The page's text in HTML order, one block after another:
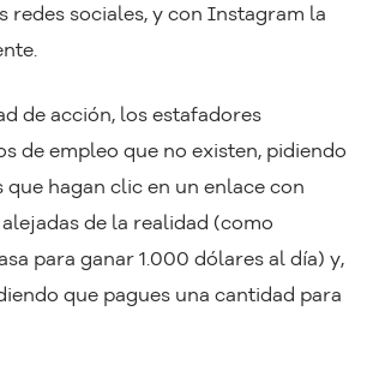
redes sociales, y con Instagram la
de acción, los estafadores
de empleo que no existen, pidiendo
que hagan clic en un enlace con
de la realidad (como
para ganar 1.000 dólares al día) y,
que pagues una cantidad para